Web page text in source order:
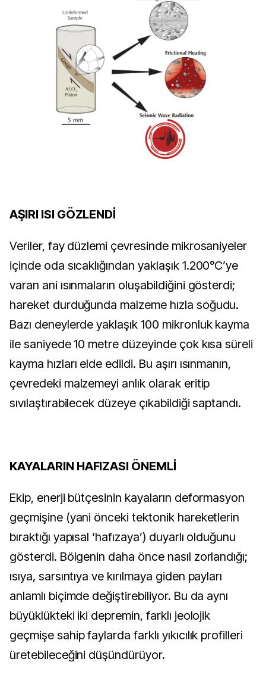
AŞIRI ISI GÖZLENDİ
Veriler, fay düzlemi çevresinde mikrosaniyeler
içinde oda sıcaklığından yaklaşık 1.200°C’ye
varan ani ısınmaların oluşabildiğini gösterdi;
hareket durduğunda malzeme hızla soğudu.
Bazı deneylerde yaklaşık 100 mikronluk kayma
ile saniyede 10 metre düzeyinde çok kısa süreli
kayma hızları elde edildi. Bu aşırı ısınmanın,
çevredeki malzemeyi anlık olarak eritip
sıvılaştırabilecek düzeye çıkabildiği saptandı.
KAYALARIN HAFIZASI ÖNEMLİ
Ekip, enerji bütçesinin kayaların deformasyon
geçmişine (yani önceki tektonik hareketlerin
bıraktığı yapısal ‘hafızaya’) duyarlı olduğunu
gösterdi. Bölgenin daha önce nasıl zorlandığı;
ısıya, sarsıntıya ve kırılmaya giden payları
anlamlı biçimde değiştirebiliyor. Bu da aynı
büyüklükteki iki depremin, farklı jeolojik
geçmişe sahip faylarda farklı yıkıcılık profilleri
üretebileceğini düşündürüyor.